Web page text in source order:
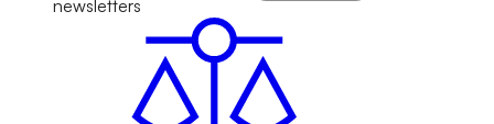
newsletters